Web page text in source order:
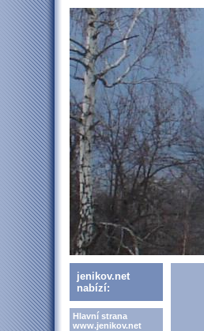
jenikov.net
nabízí:
Hlavní strana
www.jenikov.net